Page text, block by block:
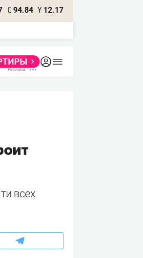
€ 94.84 ¥ 12.17
всех